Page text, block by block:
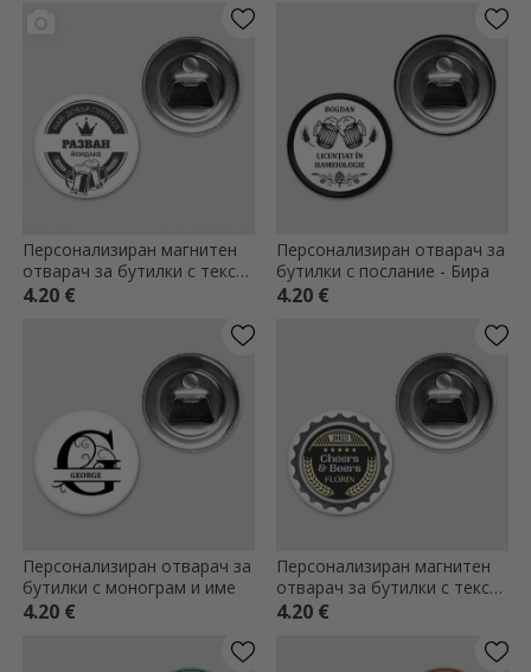
Персонализиран магнитен
отварач за бутилки с текст
- Бира
4.20 €
Персонализиран отварач за
бутилки с послание - Бира
4.20 €
Персонализиран отварач за
бутилки с монограм и име
4.20 €
Персонализиран магнитен
отварач за бутилки с текст
- Наздраве
4.20 €